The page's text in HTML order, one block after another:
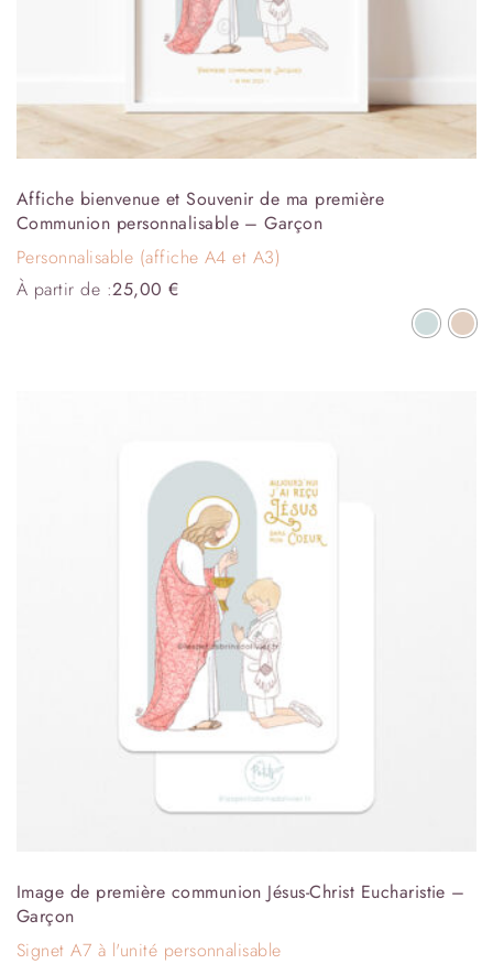
Affiche bienvenue et Souvenir de ma première
Communion personnalisable – Garçon
Personnalisable (affiche A4 et A3)
À partir de :25,00€
Image de première communion Jésus-Christ Eucharistie –
Garçon
Signet A7 à l'unité personnalisable